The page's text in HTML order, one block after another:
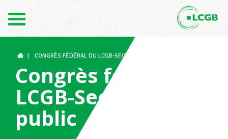
DE
Le LCGB
Structures syndicales
CONGRÈS FÉDÉRAL DU LCGB-SECTEUR PUBLIC
Congrès fédéral du
LCGB-Secteur
public